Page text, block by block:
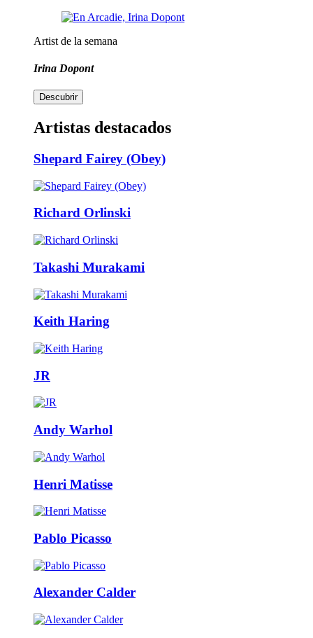
Artist de la semana
Irina Dopont
Descubrir
Artistas destacados
Shepard Fairey (Obey)
Richard Orlinski
Takashi Murakami
Keith Haring
JR
Andy Warhol
Henri Matisse
Pablo Picasso
Alexander Calder